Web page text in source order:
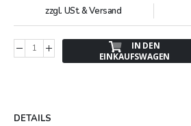
zzgl. USt. & Versand
IN DEN
EINKAUFSWAGEN
DETAILS